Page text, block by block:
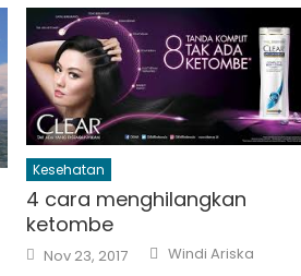
Kesehatan
4 cara menghilangkan
ketombe
Posted
on
Nov 23, 2017 Author
Windi Ariska